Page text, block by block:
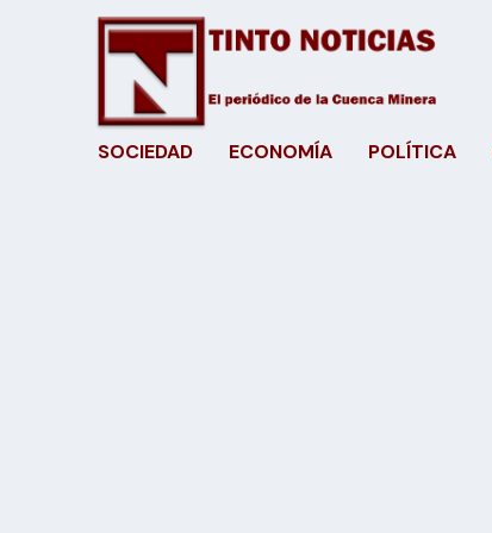
SOCIEDAD ECONOMÍA POLÍTICA